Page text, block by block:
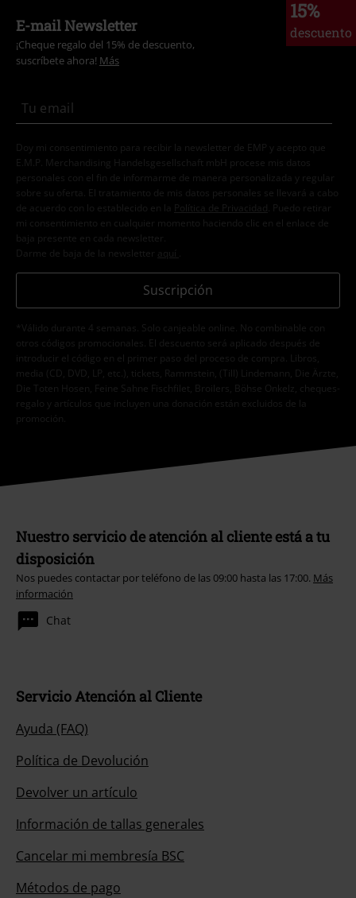
15%
descuento
E-mail Newsletter
¡Cheque regalo del 15% de descuento,
suscríbete ahora! Más
Doy mi consentimiento para recibir la newsletter de EMP y acepto que
E.M.P. Merchandising Handelsgesellschaft mbH procese mis datos
personales con el fin de informarme de manera personalizada y regular
sobre su oferta. El tratamiento de mis datos personales se llevará a cabo
de acuerdo con lo establecido en la
Política de Privacidad . Puedo retirar
mi consentimiento en cualquier momento haciendo clic en el enlace de
baja presente en cada newsletter.
Darme de baja de la newsletter
aquí
Suscripción
*Válido durante 4 semanas. Solo canjeable online. No combinable con
otros códigos promocionales. El descuento será aplicado después de
introducir el código en el primer paso del proceso de compra. Libros,
media (CD, DVD, LP, etc.), tickets, Rammstein, (Till) Lindemann, Die Ärzte,
Die Toten Hosen, Feine Sahne Fischfilet, Broilers, Böhse Onkelz, cheques-
regalo y artículos que incluyen una donación están excluidos de la
promoción.
Nuestro servicio de atención al cliente está a tu
disposición
Nos puedes contactar por teléfono de las 09:00 hasta las 17:00. Más
información
Chat
Servicio Atención al Cliente
Ayuda (FAQ)
Política de Devolución
Devolver un artículo
Información de tallas generales
Cancelar mi membresía BSC
Métodos de pago